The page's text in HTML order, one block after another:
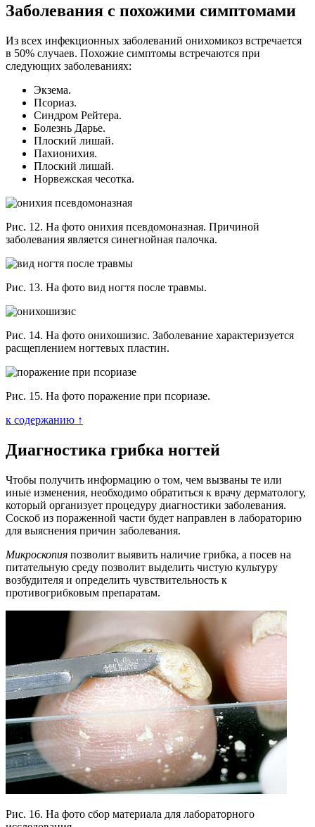
Заболевания с похожими симптомами
Из всех инфекционных заболеваний онихомикоз встречается
в 50% случаев. Похожие симптомы встречаются при
следующих заболеваниях:
Экзема.
Псориаз.
Синдром Рейтера.
Болезнь Дарье.
Плоский лишай.
Пахионихия.
Плоский лишай.
Норвежская чесотка.
Рис. 12. На фото онихия псевдомоназная. Причиной
заболевания является синегнойная палочка.
Рис. 13. На фото вид ногтя после травмы.
Рис. 14. На фото онихошизис. Заболевание характеризуется
расщеплением ногтевых пластин.
Рис. 15. На фото поражение при псориазе.
к содержанию ↑
Диагностика грибка ногтей
Чтобы получить информацию о том, чем вызваны те или
иные изменения, необходимо обратиться к врачу дерматологу,
который организует процедуру диагностики заболевания.
Соскоб из пораженной части будет направлен в лабораторию
для выяснения причин заболевания.
Микроскопия позволит выявить наличие грибка, а посев на
питательную среду позволит выделить чистую культуру
возбудителя и определить чувствительность к
противогрибковым препаратам.
Рис. 16. На фото сбор материала для лабораторного